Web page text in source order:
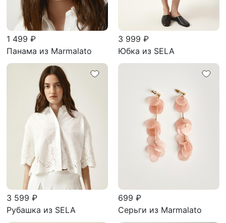
1 499 ₽
Панама из Marmalato
3 999 ₽
Юбка из SELA
3 599 ₽
Рубашка из SELA
699 ₽
Серьги из Marmalato